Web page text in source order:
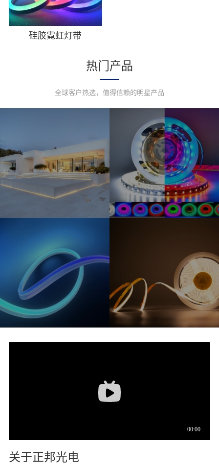
硅胶霓虹灯带
热门产品
全球客户热选，值得信赖的明星产品
DMX512灯带
关于正邦光电